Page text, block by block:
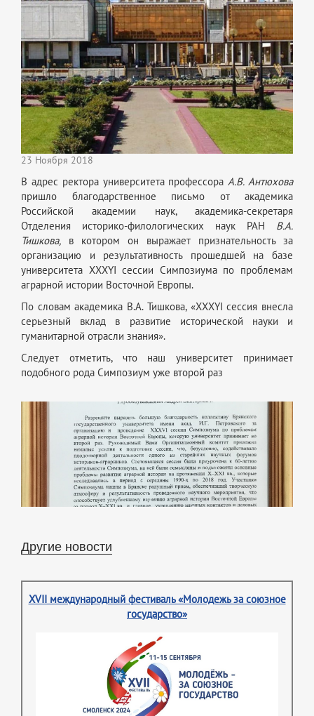
23 Ноября 2018
В адрес ректора университета профессораА.В. Антюхова
пришло благодарственное письмо от академика
Российской академии наук, академика-секретаря
Отделения историко-филологических наук РАН В.А.
Тишкова, в котором он выражает признательность за
организацию и результативность прошедшей на базе
университета ХХХYI сессии Симпозиума по проблемам
аграрной истории Восточной Европы.
По словам академика В.А. Тишкова, «ХХХYI сессия внесла
серьезный вклад в развитие исторической науки и
гуманитарной отрасли знания».
Следует отметить, что наш университет принимает
подобного рода Симпозиум уже второй раз
Другие новости
XVII международный фестиваль «Молодежь за союзное
государство»